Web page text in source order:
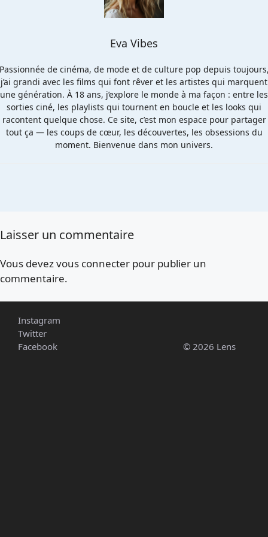
Eva Vibes
de cinéma, de mode et de culture pop depuis
j’ai grandi avec les films qui font rêver et les artistes qui marquent
une génération. À 18 ans, j’explore le monde à ma façon : entre les
sorties ciné, les playlists qui tournent en boucle et les looks qui
racontent quelque chose. Ce site, c’est mon espace pour partager
tout ça — les coups de cœur, les découvertes, les obsessions du
moment. Bienvenue dans mon univers.
Laisser un commentaire
Vous devezvous connecter pour publier un
commentaire.
Instagram
Twitter
Facebook
© 2026 Lens